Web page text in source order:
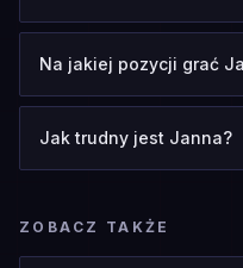
Na jakiej pozycji grać
Jak trudny jest Janna?
ZOBACZ TAKŻE